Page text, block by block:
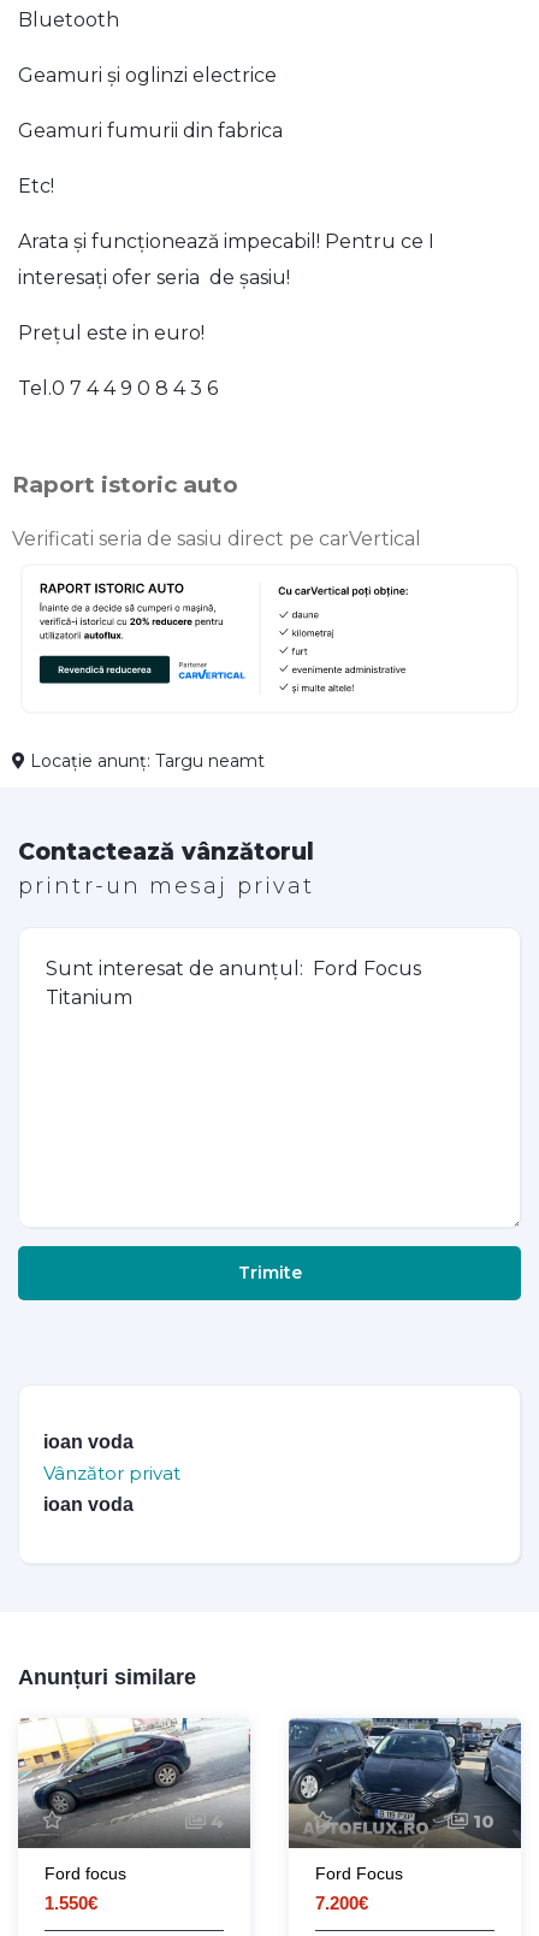
Bluetooth
Geamuri și oglinzi electrice
Geamuri fumurii din fabrica
Etc!
Arata și funcționează impecabil! Pentru ce I
interesați ofer seria de șasiu!
Prețul este in euro!
Tel.0 7 4 4 9 0 8 4 3 6
Raport istoric auto
Verificati seria de sasiu direct pe carVertical
Locație anunț: Targu neamt
Contactează vânzătorul
printr-un mesaj privat
Trimite
ioan voda
Vânzător privat
ioan voda
Anunțuri similare
4
Ford focus
1.550€
10
Ford Focus
7.200€